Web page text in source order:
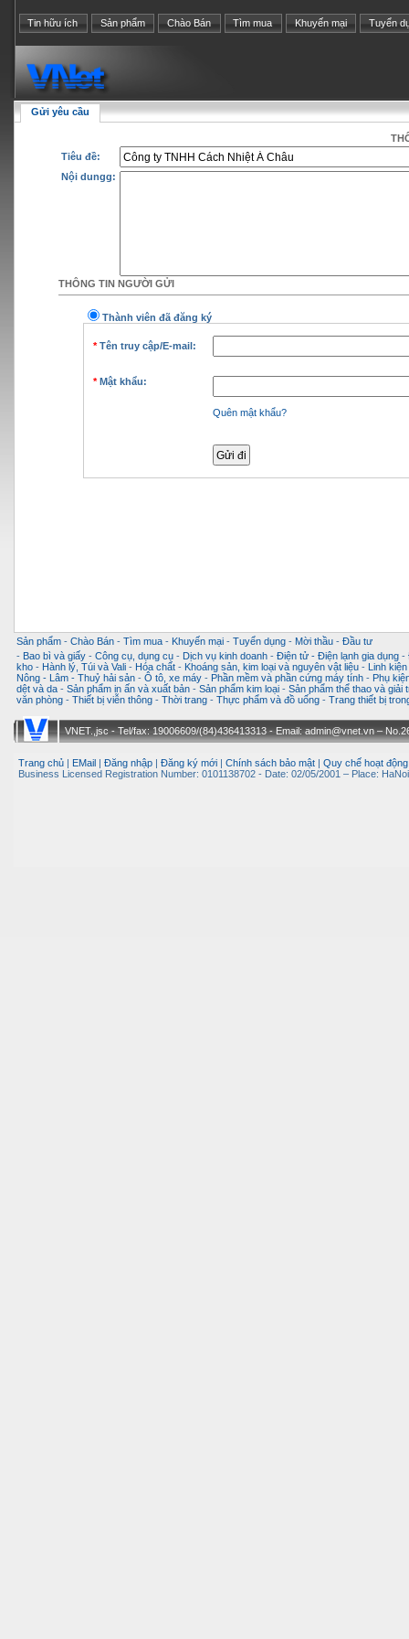
Tin hữu ích Sản phẩm Chào Bán Tìm mua Khuyến mại Tuyển
Gửi yêu cầu
Tiêu đề:
Nội dungg:
THÔNG TIN NGƯỜI GỬI
Thành viên đã đăng ký
*Tên truy cập/E-mail:
* Mật khẩu:
Quên mật khẩu?
Sản phẩm - Chào Bán - Tìm mua - Khuyến mại - Tuyển dụng - Mời thầu - Đầu tư
- Bao bì và giấy - Công cụ, dụng cụ - Dịch vụ kinh doanh - Điện tử - Điện lạnh gia dụng -
kho - Hành lý, Túi và Vali - Hóa chất - Khoáng sản, kim loại và nguyên vật liệu -
Linh
Nông - Lâm - Thuỷ hải sản - Ô tô, xe máy - Phần mềm và phần cứng máy tính - Phụ
dệt và da - Sản phẩm in ấn và xuất bản - Sản phẩm kim loại - Sản phẩm thể thao và giải
văn phòng - Thiết bị viễn thông - Thời trang - Thực phẩm và đồ uống - Trang thiết bị
VNET.,jsc - Tel/fax: 19006609/(84)436413313 - Email: admin@vnet.vn –
Trang chủ EMail Đăng nhập Đăng ký mới Chính sách bảo mật Quy chế hoạt động
Business Licensed Registration Number: 0101138702 - Date: 02/05/2001 – Place: